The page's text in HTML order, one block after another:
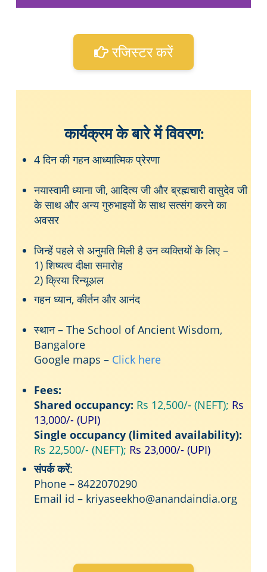
रजिस्टर करें
कार्यक्रम के बारे में विवरण:
4 दिन की गहन आध्यात्मिक प्रेरणा
नयास्वामी ध्याना जी, आदित्य जी और ब्रह्मचारी वासुदेव जी
के साथ और अन्य गुरुभाइयों के साथ सत्संग करने का
अवसर
जिन्हें पहले से अनुमति मिली है उन व्यक्तियों के लिए –
1) शिष्यत्व दीक्षा समारोह
2) क्रिया रिन्यूअल
गहन ध्यान, कीर्तन और आनंद
स्थान – The School of Ancient Wisdom,
Bangalore
Google maps – Click here
Fees:
Shared occupancy: Rs 12,500/- (NEFT); Rs
13,000/- (UPI)
Single occupancy (limited availability):
Rs 22,500/- (NEFT); Rs 23,000/- (UPI)
संपर्क करें:
Phone – 8422070290
Email id – kriyaseekho@anandaindia.org